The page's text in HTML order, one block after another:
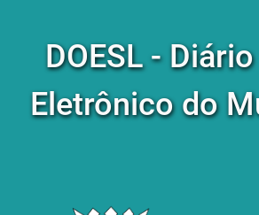
DOESL -
Eletrônico do